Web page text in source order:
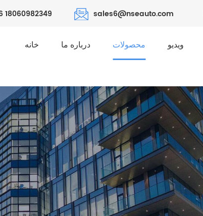
18060982349 sales6@nseauto.com
خانه درباره ما محصولات ویدیو